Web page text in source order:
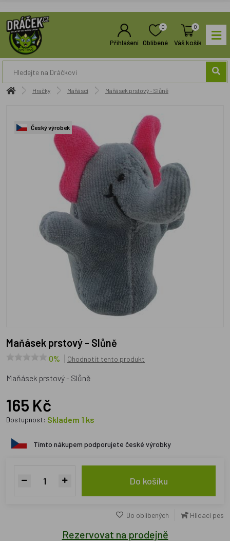
Přihlášení
0
Oblíbené
0
Váš košík
Hračky Maňásci Maňásek prstový - Slůně
Český výrobek
Maňásek prstový - Slůně
0% Ohodnotit tento produkt
Maňásek prstový - Slůně
165 Kč
Dostupnost: Skladem 1 ks
Tímto nákupem podporujete české výrobky
Do košíku
Do oblíbených Hlídací pes
Rezervovat na prodejně